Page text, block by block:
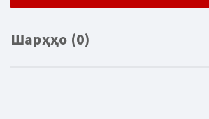
Шарҳҳо (0)